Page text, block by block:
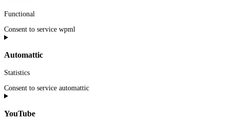
Functional
Consent to service wpml
Automattic
Statistics
Consent to service automattic
YouTube